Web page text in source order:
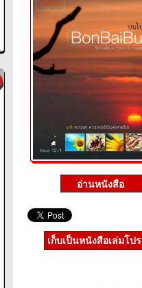
เก็บเป็นหนังสือเล่มโป